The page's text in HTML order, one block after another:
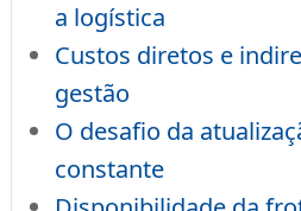
a logística
Custos diretos e
gestão
O desafio da
constante